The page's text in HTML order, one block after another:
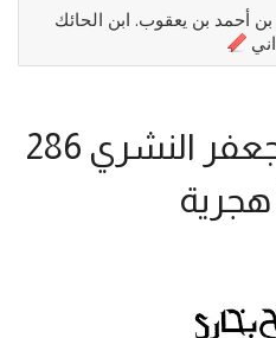
أحمد بن يعقوب. ابن الحائك
أبا بكر محمد بن جعفر النشري 286